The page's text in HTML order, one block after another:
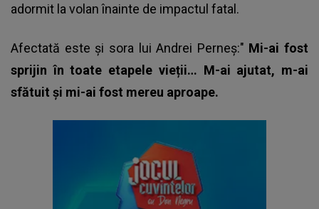
adormit la volan înainte de impactul fatal.
Afectată este și sora lui Andrei Perneş:" Mi-ai fost
sprijin în toate etapele vieții… M-ai ajutat, m-ai
sfătuit și mi-ai fost mereu aproape.